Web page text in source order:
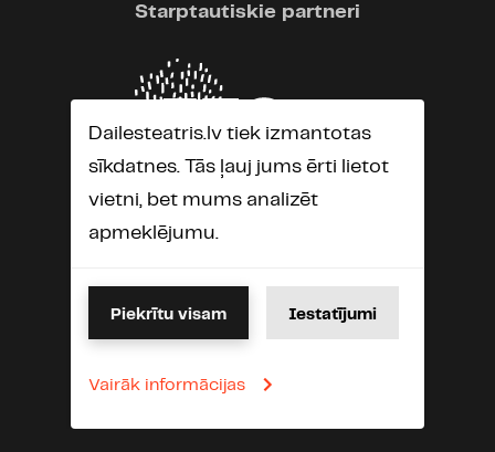
Starptautiskie partneri
Dailesteatris.lv tiek izmantotas
sīkdatnes. Tās ļauj jums ērti lietot
vietni, bet mums analizēt
apmeklējumu.
Piekrītu visam Iestatījumi
Vairāk informācijas